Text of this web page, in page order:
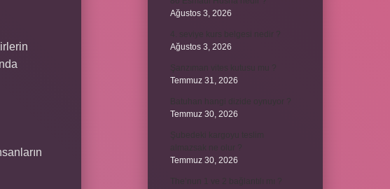
Ağustos 3, 2026
4. seviye kurs belgesi nedir ?
Ağustos 3, 2026
Temmuz 31, 2026
Temmuz 30, 2026
Temmuz 30, 2026